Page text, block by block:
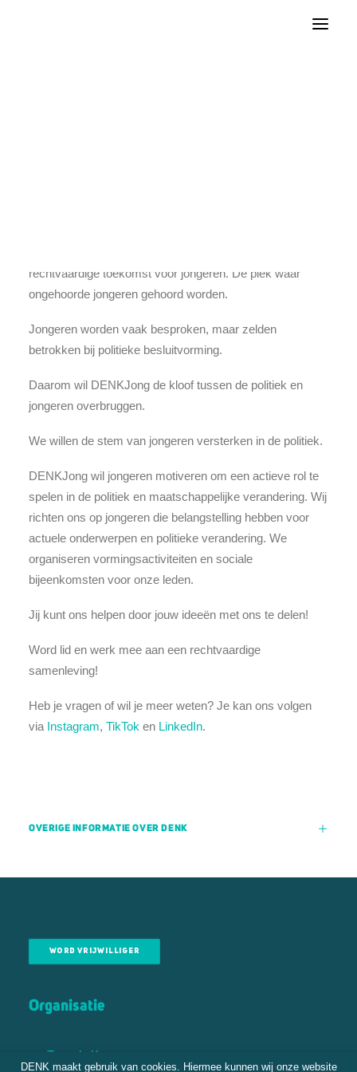
rechtvaardige toekomst voor jongeren. De plek waar
ongehoorde jongeren gehoord worden.
Jongeren worden vaak besproken, maar zelden
betrokken bij politieke besluitvorming.
Daarom wil DENKJong de kloof tussen de politiek en
jongeren overbruggen.
We willen de stem van jongeren versterken in de politiek.
DENKJong wil jongeren motiveren om een actieve rol te
spelen in de politiek en maatschappelijke verandering. Wij
richten ons op jongeren die belangstelling hebben voor
actuele onderwerpen en politieke verandering. We
organiseren vormingsactiviteiten en sociale
bijeenkomsten voor onze leden.
Jij kunt ons helpen door jouw ideeën met ons te delen!
Word lid en werk mee aan een rechtvaardige
samenleving!
Heb je vragen of wil je meer weten? Je kan ons volgen
via Instagram, TikTok en LinkedIn.
OVERIGE INFORMATIE OVER DENK
WORD VRIJWILLIGER
Organisatie
Tweede Kamer
DENK maakt gebruik van cookies. Hiermee kunnen wij onze website